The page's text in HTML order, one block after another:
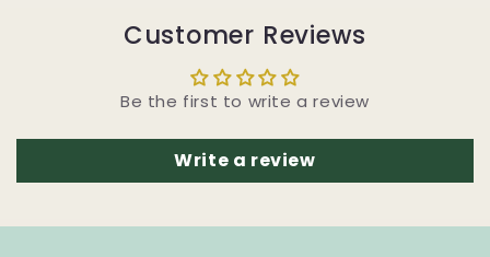
Customer Reviews
Be the first to write a review
Write a review